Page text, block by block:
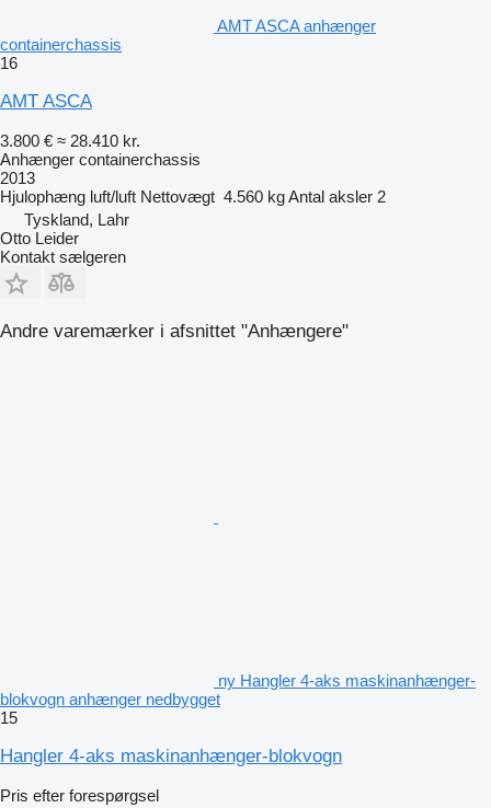
AMT ASCA anhænger
containerchassis
16
AMT ASCA
3.800 € ≈ 28.410 kr.
Anhænger containerchassis
2013
Hjulophæng luft/luft Nettovægt 4.560 kgAntal aksler 2
Tyskland, Lahr
Otto Leider
Kontakt sælgeren
Andre varemærker i afsnittet "Anhængere"
ny Hangler 4-aks maskinanhænger-
blokvogn anhænger nedbygget
15
Hangler 4-aks maskinanhænger-blokvogn
Pris efter forespørgsel